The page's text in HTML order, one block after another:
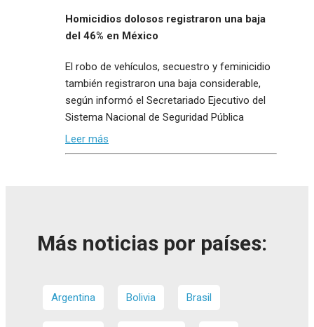
Homicidios dolosos registraron una baja
del 46% en México
El robo de vehículos, secuestro y feminicidio
también registraron una baja considerable,
según informó el Secretariado Ejecutivo del
Sistema Nacional de Seguridad Pública
Leer más
Más noticias por países:
Argentina Bolivia Brasil